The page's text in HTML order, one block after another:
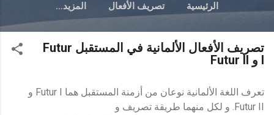
الرئيسية تصريف الأفعال ‏المزيد…
تصريف الأفعال الألمانية في المستقبل Futur
I و Futur II
تعرف اللغة الألمانية نوعان من أزمنة المستقبل هما
Futur I و
Futur II. و لكل منهما طريقة تصريف و